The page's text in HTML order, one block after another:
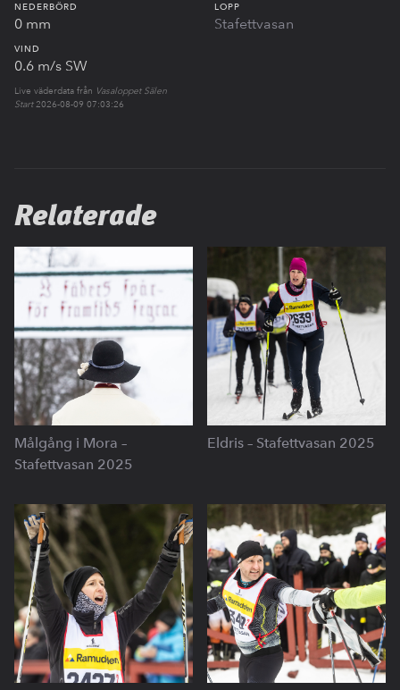
NEDERBÖRD
0 mm
VIND
0.6 m/s SW
Live väderdata från Vasaloppet Sälen
Start 2026-08-09 07:03:26
LOPP
Stafettvasan
Relaterade
Målgång i Mora –
Stafettvasan 2025
Eldris – Stafettvasan 2025